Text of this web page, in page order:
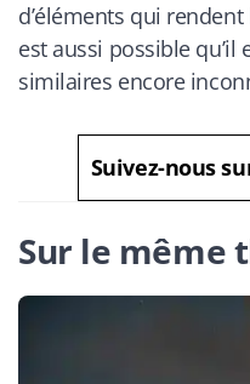
d’éléments qui
est aussi possible qu’il
similaires encore
Suivez-nous
Sur le même